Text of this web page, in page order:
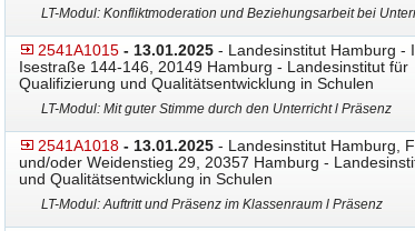
LT-Modul: Konfliktmoderation und Beziehungsarbeit bei
2541A1015 - 13.01.2025- Landesinstitut Hamburg -
Isestraße 144-146, 20149 Hamburg - Landesinstitut für
Qualifizierung und Qualitätsentwicklung in Schulen
LT-Modul: Mit guter Stimme durch den Unterricht l Präsenz
2541A1018 - 13.01.2025- Landesinstitut Hamburg,
und/oder Weidenstieg 29, 20357 Hamburg -
und Qualitätsentwicklung in Schulen
LT-Modul: Auftritt und Präsenz im Klassenraum l Präsenz